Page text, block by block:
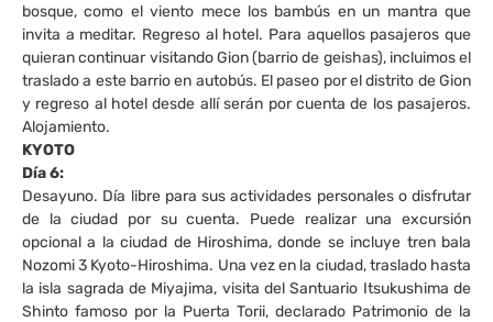
bosque, como el viento mece los bambús en un mantra que
invita a meditar. Regreso al hotel. Para aquellos pasajeros que
quieran continuar visitando Gion (barrio de geishas), incluimos el
traslado a este barrio en autobús. El paseo por el distrito de Gion
y regreso al hotel desde allí serán por cuenta de los pasajeros.
Alojamiento.
KYOTO
Día 6:
Desayuno. Día libre para sus actividades personales o disfrutar
de la ciudad por su cuenta. Puede realizar una excursión
opcional a la ciudad de Hiroshima, donde se incluye tren bala
Nozomi 3 Kyoto-Hiroshima. Una vez en la ciudad, traslado hasta
la isla sagrada de Miyajima, visita del Santuario Itsukushima de
Shinto famoso por la Puerta Torii, declarado Patrimonio de la